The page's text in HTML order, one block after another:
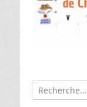
Recherche
de: